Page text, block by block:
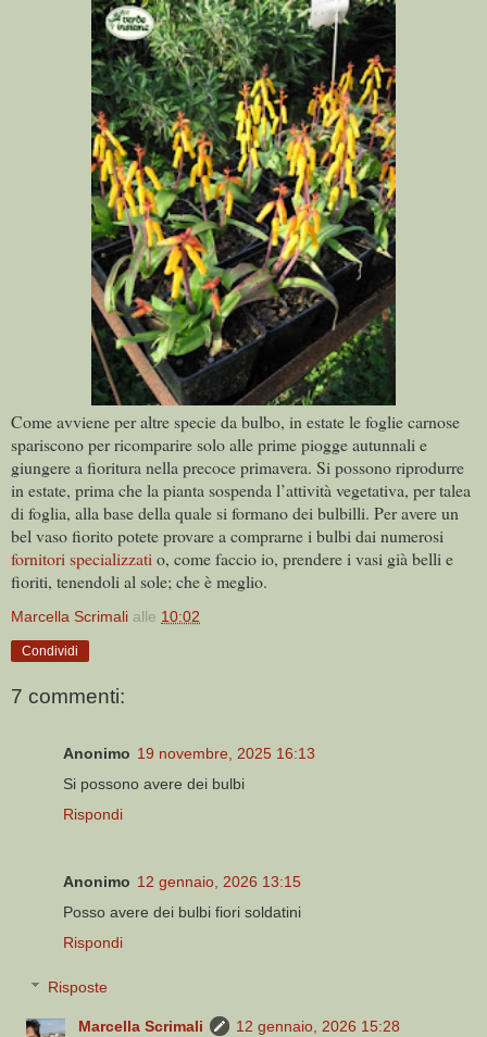
Come avviene per altre specie da bulbo, in estate le foglie carnose
spariscono per ricomparire solo alle prime piogge autunnali e
giungere a fioritura nella precoce primavera. Si possono riprodurre
in estate, prima che la pianta sospenda l’attività vegetativa, per talea
di foglia, alla base della quale si formano dei bulbilli. Per avere un
bel vaso fiorito potete provare a comprarne i bulbi dai numerosi
fornitori specializzati o, come faccio io, prendere i vasi già belli e
fioriti, tenendoli al sole; che è meglio.
Marcella Scrimali alle 10:02
Condividi
7 commenti:
Anonimo 19 novembre, 2025 16:13
Si possono avere dei bulbi
Rispondi
Anonimo 12 gennaio, 2026 13:15
Posso avere dei bulbi fiori soldatini
Rispondi
Risposte
Marcella Scrimali
12 gennaio, 2026 15:28